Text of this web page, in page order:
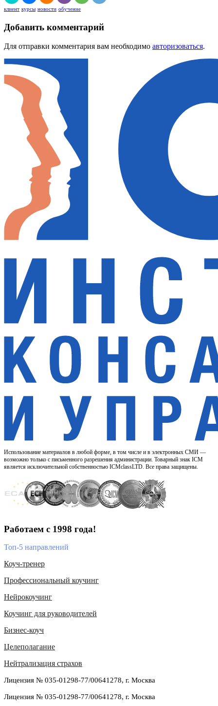
клиент курсы новости обучение
Добавить комментарий
Для отправки комментария вам необходимо авторизоваться.
Использование материалов в любой форме, в том числе и в электронных СМИ —
возможно только с письменного разрешения администрации. Товарный знак ICM
является исключительной собственностью ICMclassLTD. Все права защищены.
Работаем с 1998 года!
Топ-5 направлений
Коуч-тренер
Профессиональный коучинг
Нейрокоучинг
Коучинг для руководителей
Бизнес-коуч
Целеполагание
Нейтрализация страхов
Лицензия № 035-01298-77/00641278, г. Москва
Лицензия № 035-01298-77/00641278, г. Москва